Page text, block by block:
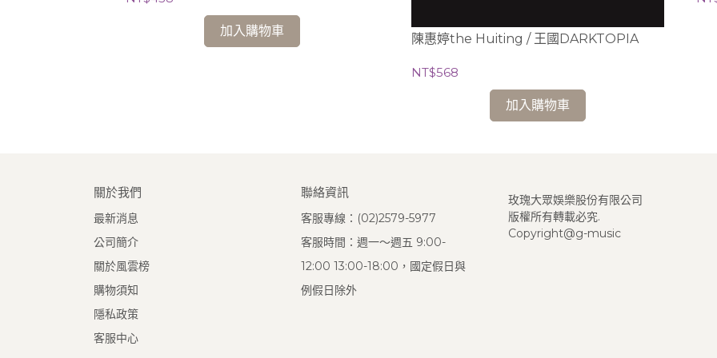
加入購物車
陳惠婷the Huiting / 王國DARKTOPIA
NT$568
加入購物車
關於我們
最新消息
公司簡介
關於風雲榜
購物須知
隱私政策
客服中心
聯絡資訊
客服專線：(02)2579-5977
客服時間：週一～週五 9:00-
12:00 13:00-18:00，國定假日與
例假日除外
玫瑰大眾娛樂股份有限公司
版權所有轉載必究.
Copyright@g-music